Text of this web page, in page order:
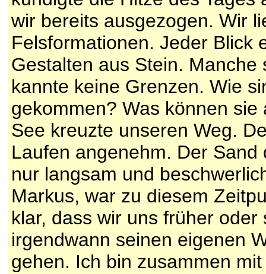
wir bereits ausgezogen. Wir
Felsformationen. Jeder Blick
Gestalten aus Stein.
kannte keine Grenzen. Wie
gekommen? Was können
See kreuzte unseren Weg.
Laufen angenehm. Der
nur langsam und
Markus, war zu diesem
klar, dass wir uns früher
irgendwann seinen eigenen
gehen. Ich bin zusammen